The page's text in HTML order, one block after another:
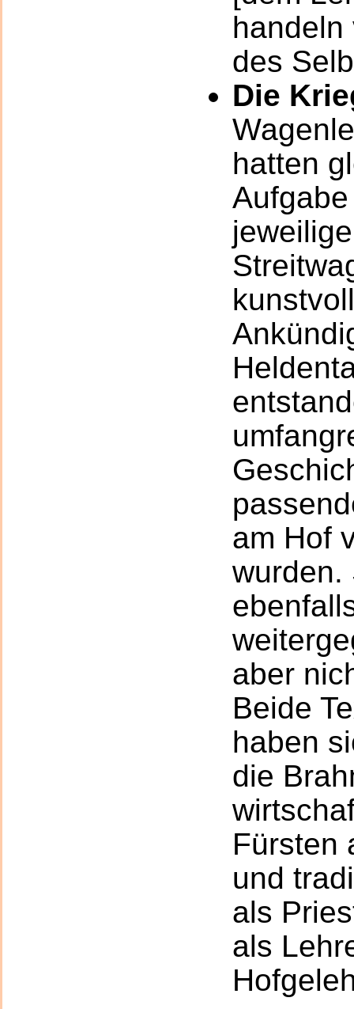
handeln
des
Die
hatten
am Hof
wurden.
aber
Beide
haben
die
Fürsten
und
als
als